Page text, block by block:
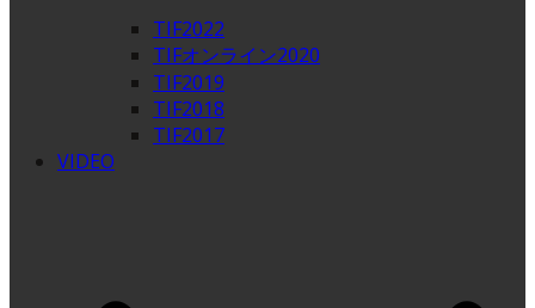
TIF2022
TIFオンライン2020
TIF2019
TIF2018
TIF2017
VIDEO